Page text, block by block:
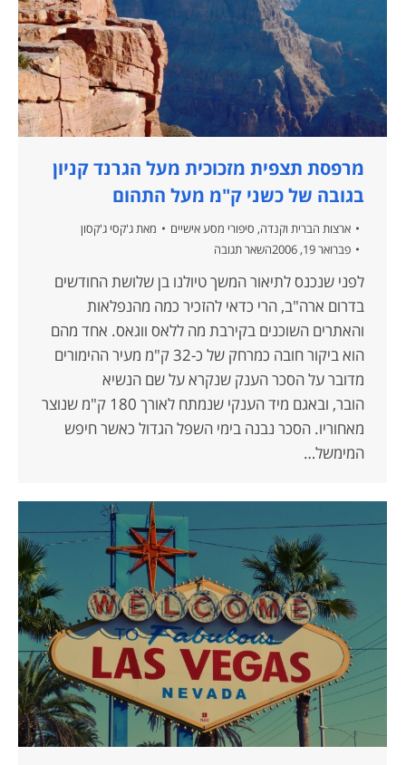
מרפסת תצפית מזכוכית מעל הגרנד קניון
בגובה של כשני ק"מ מעל התהום
ארצות הברית וקנדה, סיפורי מסע אישיים מאת ג'קסי ג'קסון
פברואר 19, 2006
השאר תגובה
לפני שנכנס לתיאור המשך טיולנו בן שלושת החודשים
בדרום ארה"ב, הרי כדאי להזכיר כמה מהנפלאות
והאתרים השוכנים בקירבת מה ללאס ווגאס. אחד מהם
הוא ביקור חובה כמרחק של כ-32 ק"מ מעיר ההימורים
מדובר על הסכר הענק שנקרא על שם הנשיא
הובר, ובאגם מיד הענקי שנמתח לאורך 180 ק"מ שנוצר
מאחוריו. הסכר נבנה בימי השפל הגדול כאשר חיפש
המימשל…